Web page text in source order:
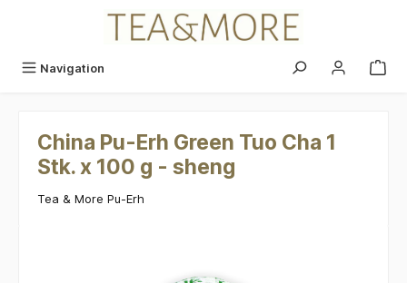
Navigation
China Pu-Erh Green Tuo Cha 1
Stk. x 100 g - sheng
Tea & More Pu-Erh